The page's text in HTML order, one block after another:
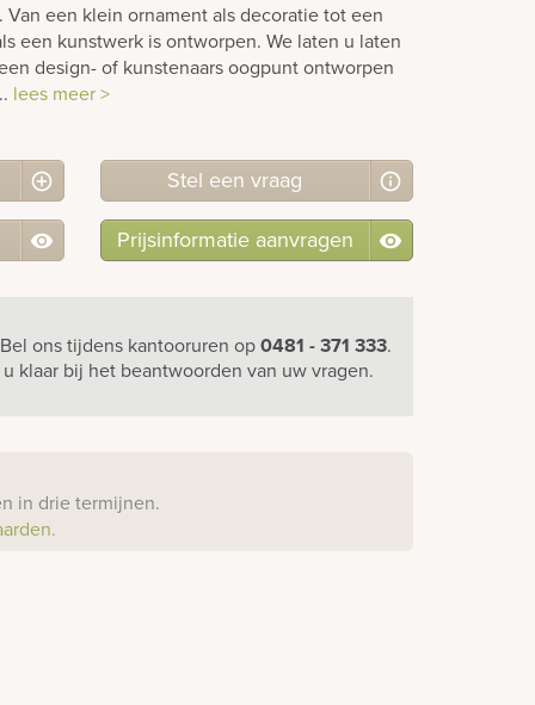
een klein ornament als decoratie tot een
een kunstwerk is ontworpen. We laten u laten
design- of kunstenaars oogpunt ontworpen
lees meer >
Stel een vraag
Prijsinformatie aanvragen
Bel onstijdens kantooruren op0481 - 371 333.
klaar bij het beantwoorden van uw vragen.
in drie termijnen.